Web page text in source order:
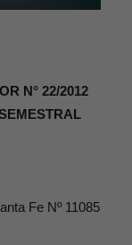
N° 22/2012
Fe Nº 11085